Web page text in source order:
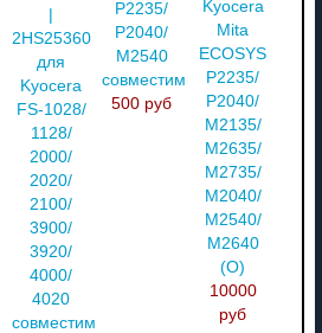
2HS25360
для
Kyocera
FS-1028/
1128/
2000/
2020/
2100/
3900/
3920/
4000/
4020
совместимый
P2235/
P2040/
M2540
совместимый
500 руб
Kyocera
Mita
ECOSYS
P2235/
P2040/
M2135/
M2635/
M2735/
M2040/
M2540/
M2640
(О)
10000
руб